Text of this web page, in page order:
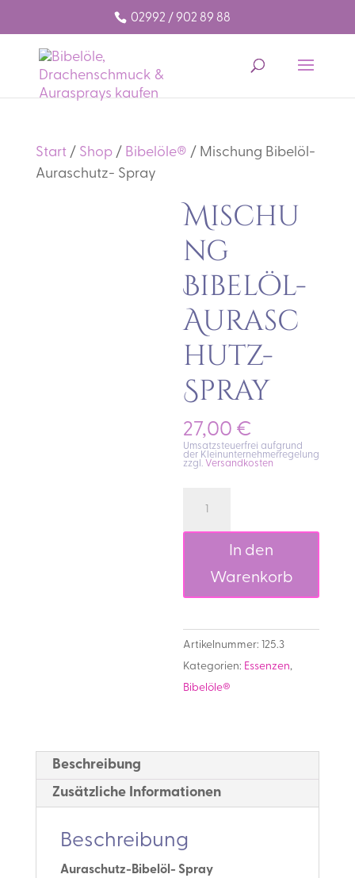
02992 / 902 89 88
Start/ Shop/ Bibelöle® / Mischung Bibelöl-
Auraschutz- Spray
Mischu
ng
Bibelöl-
Aurasc
hutz-
Spray
27,00 €
Umsatzsteuerfrei aufgrund
der Kleinunternehmerregelung
zzgl. Versandkosten
Auraschutz-
Menge
In den
Warenkorb
Artikelnummer: 125.3
Kategorien: Essenzen,
Bibelöle®
Beschreibung
Zusätzliche Informationen
Beschreibung
Auraschutz-Bibelöl- Spray